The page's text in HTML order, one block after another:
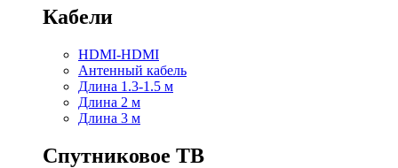
Кабели
HDMI-HDMI
Антенный кабель
Длина 1.3-1.5 м
Длина 2 м
Длина 3 м
Спутниковое ТВ